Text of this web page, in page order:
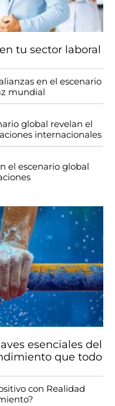
tu sector laboral
en el escenario
mundial
global revelan el
internacionales
el escenario global
esenciales del
que todo
con Realidad